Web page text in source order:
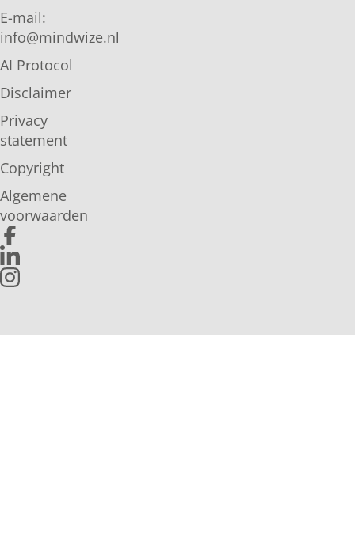
E-mail:
info@mindwize.nl
AI Protocol
Disclaimer
Privacy
statement
Copyright
Algemene
voorwaarden